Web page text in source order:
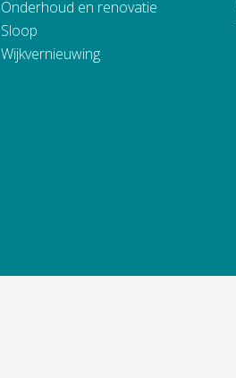
Onderhoud en renovatie
Sloop
Wijkvernieuwing